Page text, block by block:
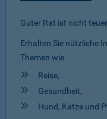
Guter Rat ist nicht
Erhalten Sie nützliche
Themen wie
Reise,
Gesundheit,
Hund, Katze und